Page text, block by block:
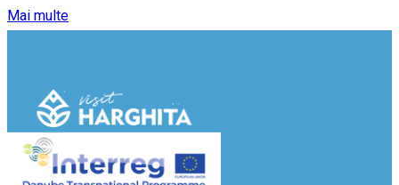
Mai multe